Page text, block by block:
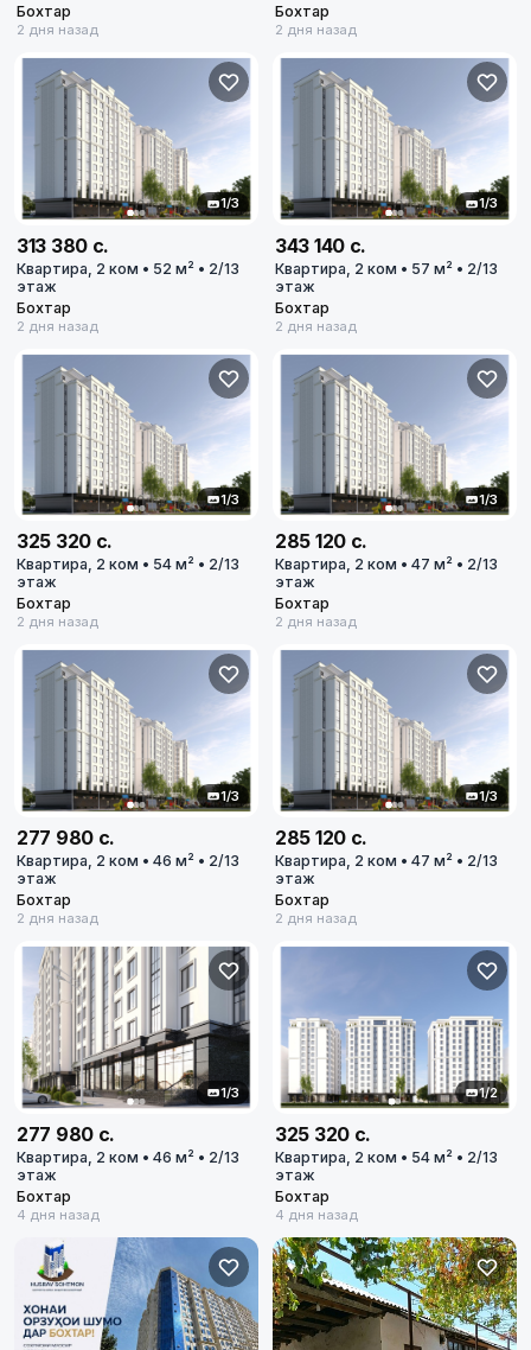
Сбросить
20объявлений по фильтру
Сбросить фильтры
Применить фильтры
Бохтар
2 дня назад
Бохтар
2 дня назад
1/3
313 380 с.
Квартира, 2 ком • 52 м² • 2/13
этаж
Бохтар
2 дня назад
1/3
343 140 с.
Квартира, 2 ком • 57 м² • 2/13
этаж
Бохтар
2 дня назад
1/3
325 320 с.
Квартира, 2 ком • 54 м² • 2/13
этаж
Бохтар
2 дня назад
1/3
285 120 с.
Квартира, 2 ком • 47 м² • 2/13
этаж
Бохтар
2 дня назад
1/3
277 980 с.
Квартира, 2 ком • 46 м² • 2/13
этаж
Бохтар
2 дня назад
1/3
285 120 с.
Квартира, 2 ком • 47 м² • 2/13
этаж
Бохтар
2 дня назад
1/3
277 980 с.
Квартира, 2 ком • 46 м² • 2/13
этаж
Бохтар
4 дня назад
1/2
325 320 с.
Квартира, 2 ком • 54 м² • 2/13
этаж
Бохтар
4 дня назад